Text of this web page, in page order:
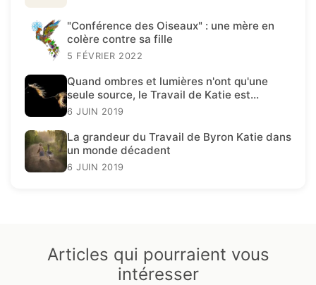
"Conférence des Oiseaux" : une mère en
colère contre sa fille
5 FÉVRIER 2022
Quand ombres et lumières n'ont qu'une
seule source, le Travail de Katie est
présent.
6 JUIN 2019
La grandeur du Travail de Byron Katie dans
un monde décadent
6 JUIN 2019
Articles qui pourraient vous
intéresser